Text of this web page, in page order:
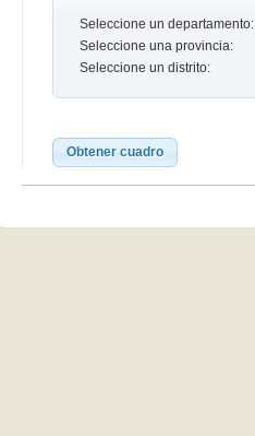
Seleccione un departamento:
Seleccione una provincia:
Seleccione un distrito:
Obtener cuadro